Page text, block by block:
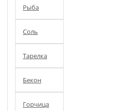
Рыба
Соль
Тарелка
Бекон
Горчица